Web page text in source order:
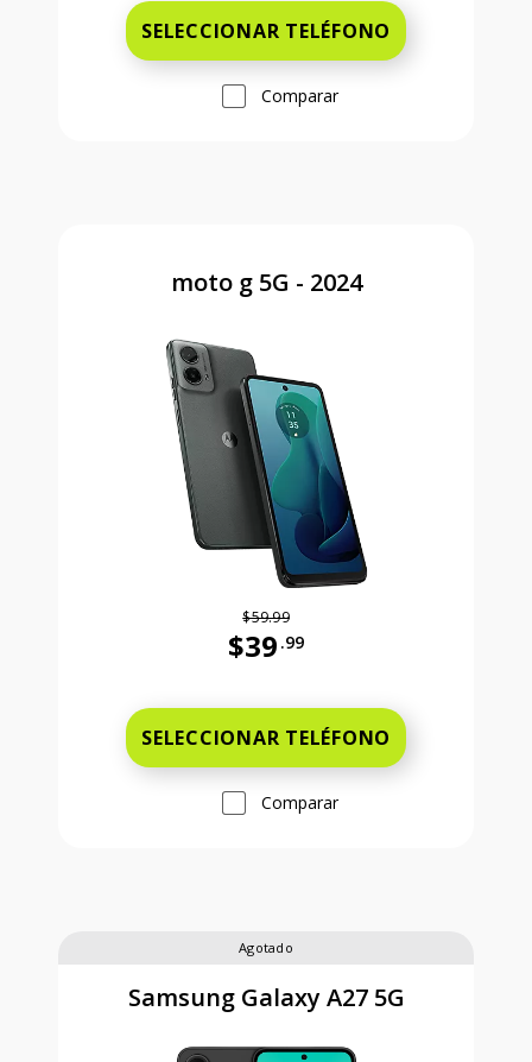
SELECCIONAR TELÉFONO
Comparar
moto g 5G - 2024
$59.99
$39 .99
SELECCIONAR TELÉFONO
Comparar
Agotado
Samsung Galaxy A27 5G